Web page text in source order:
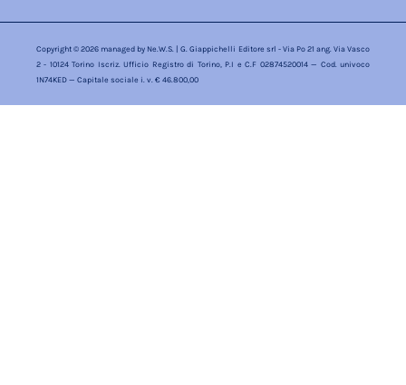
Copyright © 2026 managed by Ne.W.S. | G. Giappichelli Editore srl - Via Po 21 ang. Via Vasco
2 - 10124 Torino Iscriz. Ufficio Registro di Torino, P.I e C.F 02874520014 — Cod. univoco
1N74KED — Capitale sociale i. v. € 46.800,00